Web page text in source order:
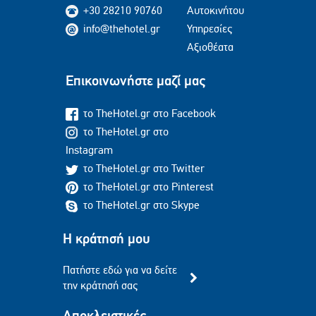
+30 28210 90760
info@thehotel.gr
Αυτοκινήτου
Υπηρεσίες
Αξιοθέατα
Επικοινωνήστε μαζί μας
το TheHotel.gr στο Facebook
το TheHotel.gr στο
Instagram
το TheHotel.gr στο Twitter
το TheHotel.gr στο Pinterest
το TheHotel.gr στο Skype
Η κράτησή μου
Πατήστε εδώ για να δείτε
την κράτησή σας